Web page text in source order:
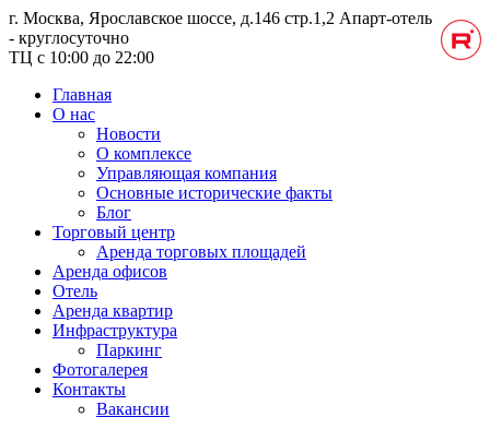
г. Москва, Ярославское шоссе, д.146 стр.1,2 Апарт-отель
- круглосуточно
ТЦ с 10:00 до 22:00
Главная
О нас
Новости
О комплексе
Управляющая компания
Основные исторические факты
Блог
Торговый центр
Аренда торговых площадей
Аренда офисов
Отель
Аренда квартир
Инфраструктура
Паркинг
Фотогалерея
Контакты
Вакансии